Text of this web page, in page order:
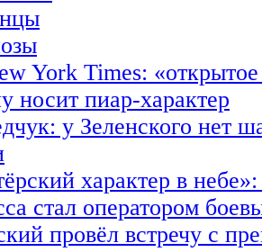
York Times:
носит пиар-характер
у Зеленского нет
характер в
стал оператором
провёл встречу с